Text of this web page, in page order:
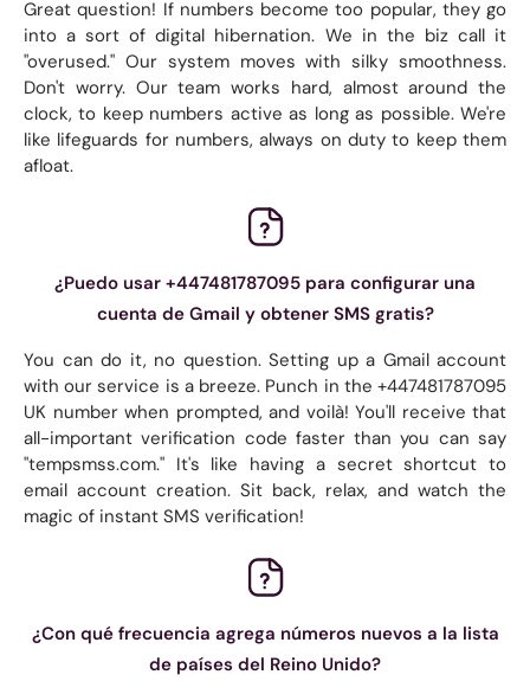
Great question! If numbers become too popular, they go
into a sort of digital hibernation. We in the biz call it
"overused." Our system moves with silky smoothness.
Don't worry. Our team works hard, almost around the
clock, to keep numbers active as long as possible. We're
like lifeguards for numbers, always on duty to keep them
afloat.
¿Puedo usar +447481787095 para configurar una
cuenta de Gmail y obtener SMS gratis?
You can do it, no question. Setting up a Gmail account
with our service is a breeze. Punch in the +447481787095
UK number when prompted, and voilà! You'll receive that
all-important verification code faster than you can say
"tempsmss.com." It's like having a secret shortcut to
email account creation. Sit back, relax, and watch the
magic of instant SMS verification!
¿Con qué frecuencia agrega números nuevos a la lista
de países del Reino Unido?